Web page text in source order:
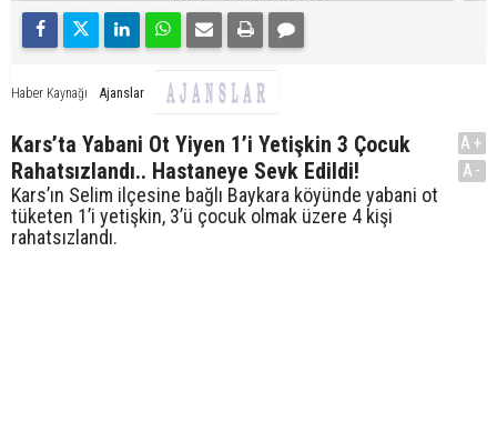
Haber Kaynağı Ajanslar
Kars’ta Yabani Ot Yiyen 1’i Yetişkin 3 Çocuk
Rahatsızlandı.. Hastaneye Sevk Edildi!
Kars’ın Selim ilçesine bağlı Baykara köyünde yabani ot
tüketen 1’i yetişkin, 3’ü çocuk olmak üzere 4 kişi
rahatsızlandı.
A+
A-